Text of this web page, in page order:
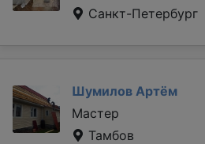
Санкт-Петербург
Шумилов Артём
Мастер
Тамбов